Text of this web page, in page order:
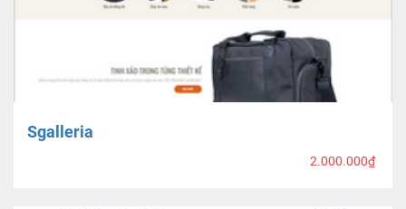
Sgalleria
2.000.000₫